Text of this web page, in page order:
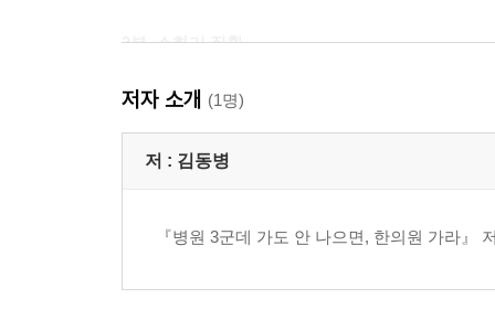
2부. 소화기 질환
위염, 역류성식도염 90
과민성대장증후군 97
변비 106
저자 소개 (1명)
저 : 김동병
『병원 3군데 가도 안 나으면, 한의원 가라』